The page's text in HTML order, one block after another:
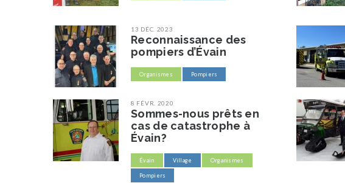
13 DÉC. 2023
Reconnaissance des
pompiers d’Évain
Organismes Pompiers
8 FÉVR. 2020
Sommes-nous prêts en
cas de catastrophe à
Évain?
Évain Village Organismes
Pompiers